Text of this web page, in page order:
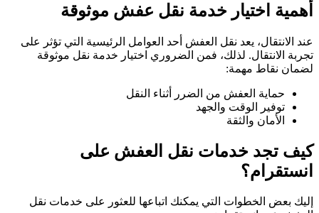
أهمية اختيار خدمة نقل عفش موثوقة
عند الانتقال، يعد نقل العفش أحد العوامل الرئيسية التي تؤثر على
تجربة الانتقال. لذلك، فمن الضروري اختيار خدمة نقل موثوقة
لضمان نقاط مهمة:
حماية العفش من الضرر أثناء النقل
توفير الوقت والجهد
الأمان والثقة
كيف تجد خدمات نقل العفش على
انستقرام؟
إليك بعض الخطوات التي يمكنك اتباعها للعثور على خدمات نقل